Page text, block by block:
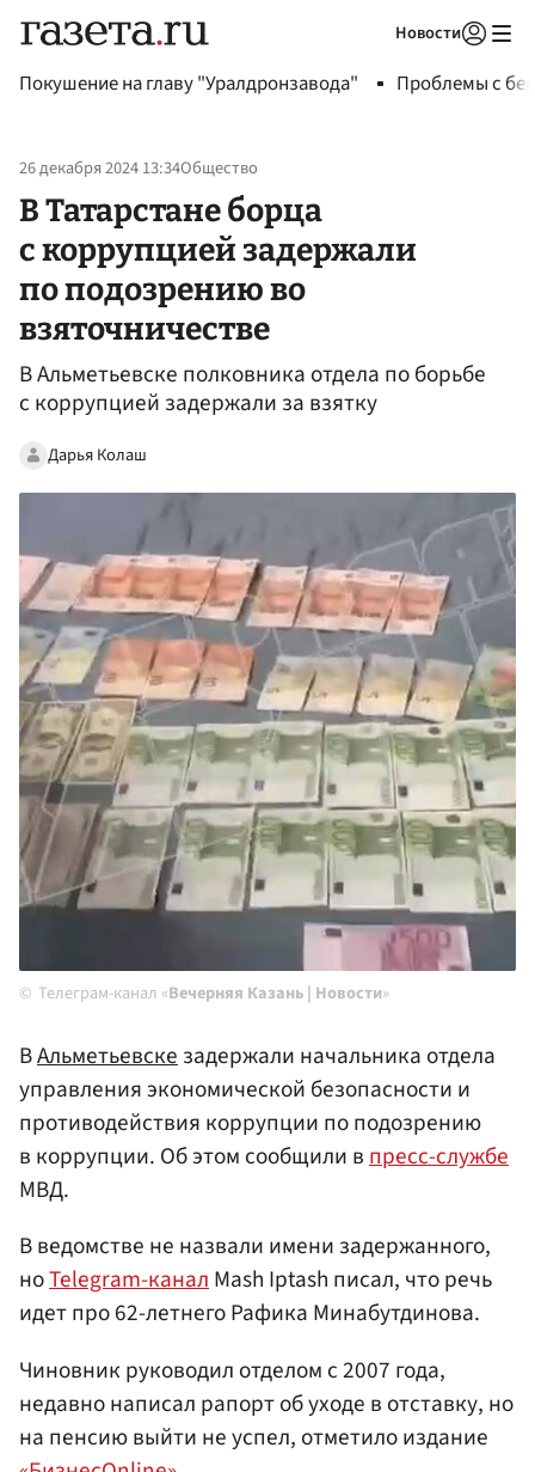
Новости
Покушение на главу "Уралдронзавода" Проблемы с
26 декабря 2024 13:34Общество
В Татарстане борца
с коррупцией задержали
по подозрению во
взяточничестве
В Альметьевске полковника отдела по борьбе
с коррупцией задержали за взятку
Дарья Колаш
Телеграм-канал «Вечерняя Казань | Новости»
ВАльметьевскезадержали начальника отдела
управления экономической безопасности и
противодействия коррупции по подозрению
в коррупции. Об этом сообщили впресс-службе
МВД.
В ведомстве не назвали имени задержанного,
ноTelegram-каналMash Iptash писал, что речь
идет про 62-летнего Рафика Минабутдинова.
Чиновник руководил отделом с 2007 года,
недавно написал рапорт об уходе в отставку, но
на пенсию выйти не успел, отметило издание